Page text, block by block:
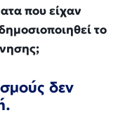
που είχαν
το
δεν